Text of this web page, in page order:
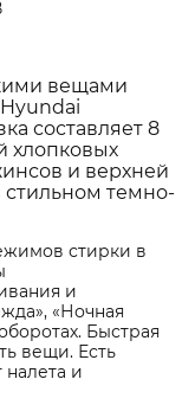
вещами
составляет 8
хлопковых
и верхней
стильном темно-
стирки в
и
«Ночная
Быстрая
вещи. Есть
налета и